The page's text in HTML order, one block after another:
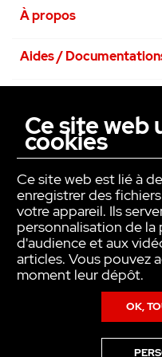
Il peut se placer
avec des boîtes de
• Programmable :
volets avec son
incorporé.
Apporter plus
grâce aux
système de
micromodules
peuvent s’intégrer
de moteurs 3
simplement des
sein de l’habitat
À propos
Aides /
La confiance avant tout
Ce site web
cookies
Ce site web est lié à
enregistrer des
votre appareil. Ils
personnalisation de la
d'audience et aux
articles. Vous pouvez
moment leur dépôt.
OK,